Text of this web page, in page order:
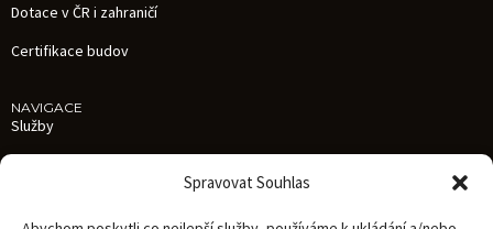
Spravovat Souhlas
Dotace v ČR i zahraničí
Certifikace budov
NAVIGACE
Služby